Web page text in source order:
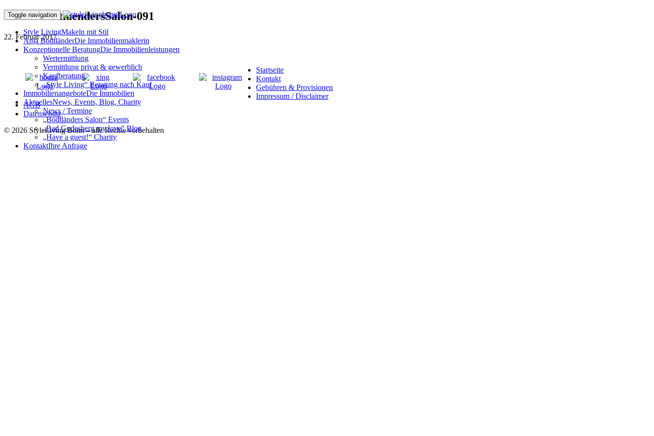
Toggle navigation
Style LivingMakeln mit Stil
Anja BodtländerDie Immobilienmaklerin
Konzeptionelle BeratungDie Immobilienleistungen
Wertermittlung
Vermittlung privat & gewerblich
Kaufberatung
„Style Living“ Beratung nach Kauf
ImmobilienangeboteDie Immobilien
AktuellesNews, Events, Blog, Charity
News / Termine
„Bodtländers Salon“ Events
„Bad Godesberg my love“ Blog
„Have a guest!“ Charity
KontaktIhre Anfrage
170216BodtlaendersSalon-091
22. Februar 2017
Startseite
Kontakt
Gebühren & Provisionen
Impressum / Disclaimer
AGB
Datenschutz
© 2026 StyleLiving Bonn – alle Rechte vorbehalten